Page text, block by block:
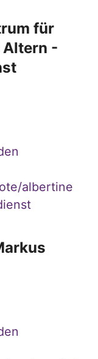
für
Altern -
albertine